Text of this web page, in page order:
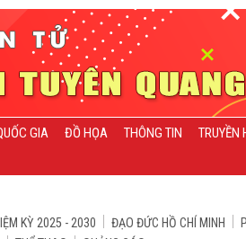
GIA ĐỒ HỌA THÔNG TIN TRUYỀN
KỲ 2025 - 2030 ĐẠO ĐỨC HỒ CHÍ MINH